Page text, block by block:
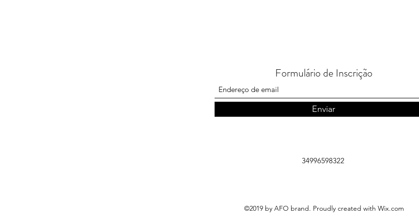
Formulário de Inscrição
Enviar
34996598322
©2019 by AFO brand. Proudly created with Wix.com